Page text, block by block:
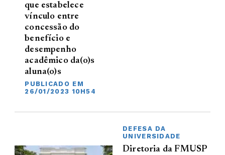
que estabelece
vínculo entre
concessão do
benefício e
desempenho
acadêmico da(o)s
aluna(o)s
PUBLICADO EM
26/01/2023 10H54
DEFESA DA
UNIVERSIDADE
Diretoria da FMUSP